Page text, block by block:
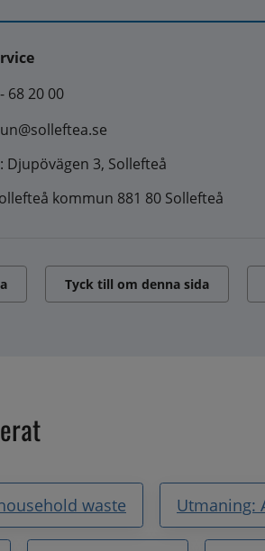
68 20 00
Djupövägen 3, Sollefteå
kommun 881 80 Sollefteå
Tyck till om denna sida
waste Utmaning: